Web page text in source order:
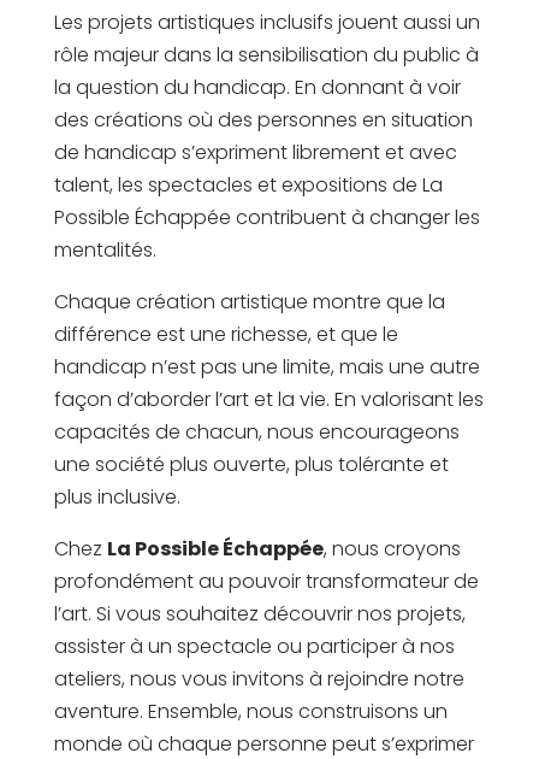
Les projets artistiques inclusifs jouent aussi un
rôle majeur dans la sensibilisation du public à
la question du handicap. En donnant à voir
des créations où des personnes en situation
de handicap s’expriment librement et avec
talent, les spectacles et expositions de La
Possible Échappée contribuent à changer les
mentalités.
Chaque création artistique montre que la
différence est une richesse, et que le
handicap n’est pas une limite, mais une autre
façon d’aborder l’art et la vie. En valorisant les
capacités de chacun, nous encourageons
une société plus ouverte, plus tolérante et
plus inclusive.
Chez La Possible Échappée, nous croyons
profondément au pouvoir transformateur de
l’art. Si vous souhaitez découvrir nos projets,
assister à un spectacle ou participer à nos
ateliers, nous vous invitons à rejoindre notre
aventure. Ensemble, nous construisons un
monde où chaque personne peut s’exprimer